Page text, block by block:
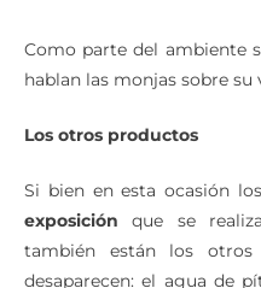
Como parte del ambiente
hablan las monjas sobre su
Los otros productos
Si bien en esta ocasión
exposición que se
también están los
desaparecen: el agua de